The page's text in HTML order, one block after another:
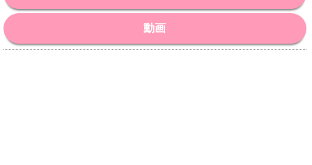
動画